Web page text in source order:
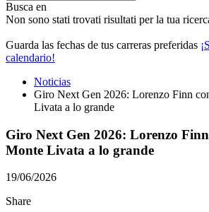
Busca en
Non sono stati trovati risultati per la tua
Guarda las fechas de tus carreras preferidas
calendario!
Noticias
Giro Next Gen 2026: Lorenzo Finn
Livata a lo grande
Giro Next Gen 2026: Lorenzo
Monte Livata a lo grande
19/06/2026
Share